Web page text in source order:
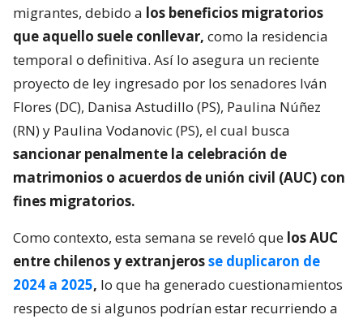
migrantes, debido a los beneficios migratorios
que aquello suele conllevar, como la residencia
temporal o definitiva. Así lo asegura un reciente
proyecto de ley ingresado por los senadores Iván
Flores (DC), Danisa Astudillo (PS), Paulina Núñez
(RN) y Paulina Vodanovic (PS), el cual busca
sancionar penalmente la celebración de
matrimonios o acuerdos de unión civil (AUC) con
fines migratorios.
Como contexto, esta semana se reveló que los AUC
entre chilenos y extranjerosse duplicaron de
2024 a 2025, lo que ha generado cuestionamientos
respecto de si algunos podrían estar recurriendo a